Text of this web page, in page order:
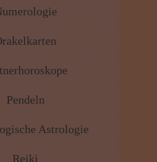
Pendeln
Astrologie
Reiki